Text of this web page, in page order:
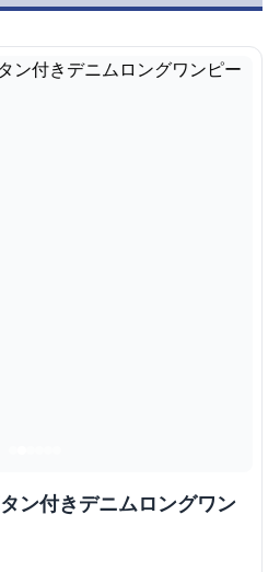
ン付きデニムロングワン